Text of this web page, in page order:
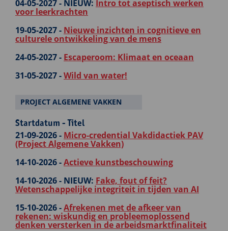
04-05-2027 - NIEUW: Intro tot aseptisch werken
voor leerkrachten
19-05-2027 - Nieuwe inzichten in cognitieve en
culturele ontwikkeling van de mens
24-05-2027 - Escaperoom: Klimaat en oceaan
31-05-2027 -Wild van water!
PROJECT ALGEMENE VAKKEN
Startdatum - Titel
21-09-2026 - Micro-credential Vakdidactiek PAV
(Project Algemene Vakken)
14-10-2026 -Actieve kunstbeschouwing
14-10-2026 - NIEUW: Fake, fout of feit?
Wetenschappelijke integriteit in tijden van AI
15-10-2026 -Afrekenen met de afkeer van
rekenen: wiskundig en probleemoplossend
denken versterken in de arbeidsmarktfinaliteit